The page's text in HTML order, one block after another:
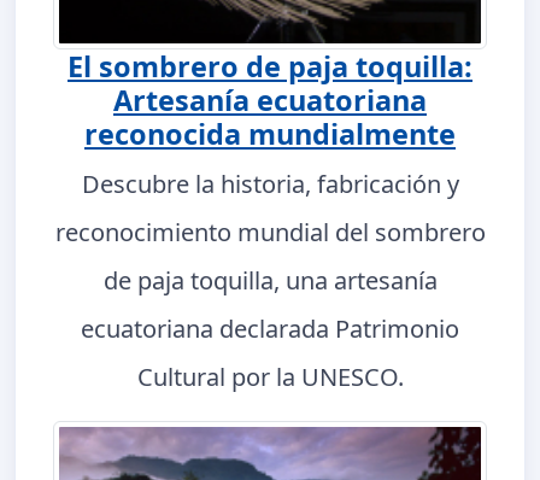
El sombrero de paja toquilla:
Artesanía ecuatoriana
reconocida mundialmente
Descubre la historia, fabricación y
reconocimiento mundial del sombrero
de paja toquilla, una artesanía
ecuatoriana declarada Patrimonio
Cultural por la UNESCO.